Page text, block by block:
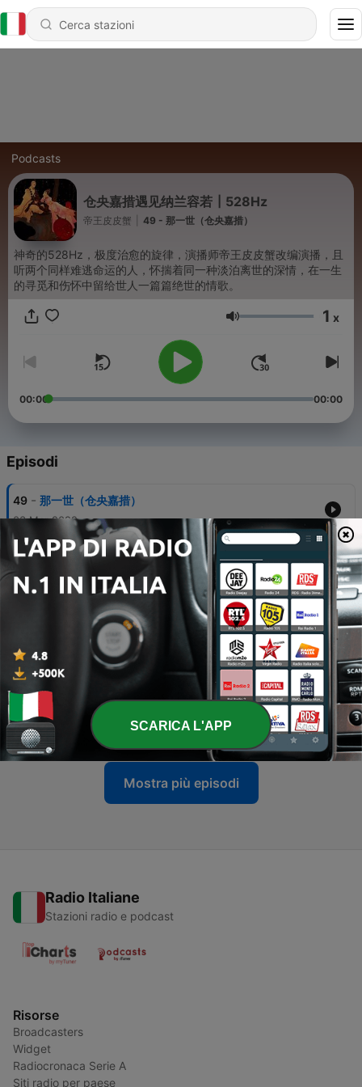
Podcasts
仓央嘉措遇见纳兰容若┃528Hz
帝王皮皮蟹 49 - 那一世（仓央嘉措）
神奇的528Hz，极度治愈的旋律，演播师帝王皮皮蟹改编演播，且
听两个同样难逃命运的人，怀揣着同一种淡泊离世的深情，在一生
的寻觅和伤怀中留给世人一篇篇绝世的情歌。
Volume 1 x
00:00 00:00
Episodi
49 - 那一世（仓央嘉措）
03 Mar 2022
48 - 不负如来不负卿（仓央嘉措）
谁、执我之手（仓央嘉措）
46 - 木兰辞-拟古决绝词柬友（纳兰容若）
03 Mar 2022
45 见于不见（仓央嘉措）
04 Mar 2022
Mostra più episodi
Radio Italiane
Stazioni radio e podcast
Risorse
Broadcasters
Widget
Radiocronaca Serie A
Siti radio per paese
SCARICA L'APP